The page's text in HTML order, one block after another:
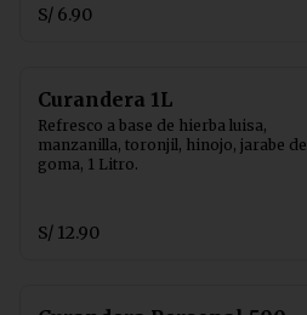
S/ 6.90
Curandera 1L
Refresco a base de hierba luisa,
manzanilla, toronjil, hinojo, jarabe de
goma, 1 Litro.
S/ 12.90